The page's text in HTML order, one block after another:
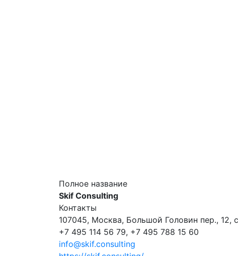
Полное название
Skif Consulting
Контакты
107045, Москва, Большой Головин пер., 12,
+7 495 114 56 79, +7 495 788 15 60
info@skif.consulting